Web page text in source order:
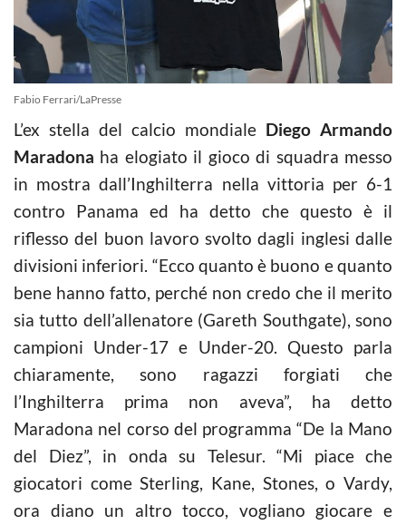
Fabio Ferrari/LaPresse
L’ex stella del calcio mondiale Diego Armando
Maradona ha elogiato il gioco di squadra messo
in mostra dall’Inghilterra nella vittoria per 6-1
contro Panama ed ha detto che questo è il
riflesso del buon lavoro svolto dagli inglesi dalle
divisioni inferiori. “Ecco quanto è buono e quanto
bene hanno fatto, perché non credo che il merito
sia tutto dell’allenatore (Gareth Southgate), sono
campioni Under-17 e Under-20. Questo parla
chiaramente, sono ragazzi forgiati che
l’Inghilterra prima non aveva”, ha detto
Maradona nel corso del programma “De la Mano
del Diez”, in onda su Telesur. “Mi piace che
giocatori come Sterling, Kane, Stones, o Vardy,
ora diano un altro tocco, vogliano giocare e